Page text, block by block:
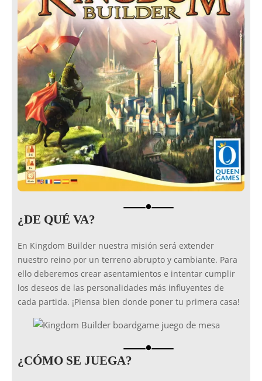
brightness_1
¿DE QUÉ VA?
En Kingdom Builder nuestra misión será extender
nuestro reino por un terreno abrupto y cambiante. Para
ello deberemos crear asentamientos e intentar cumplir
los deseos de las personalidades más influyentes de
cada partida. ¡Piensa bien donde poner tu primera casa!
brightness_1
¿CÓMO SE JUEGA?